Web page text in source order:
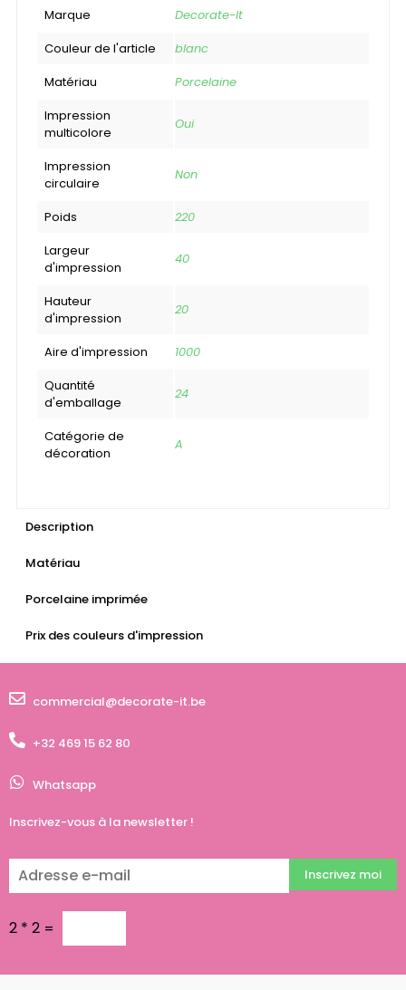
Marque
Decorate-It
Couleur de l'article
blanc
Matériau
Porcelaine
Impression
multicolore
Oui
Impression
circulaire
Non
Poids
220
Largeur
d'impression
40
Hauteur
d'impression
20
Aire d'impression
1000
Quantité
d'emballage
24
Catégorie de
décoration
A
Description
Matériau
Porcelaine imprimée
Prix des couleurs d'impression
commercial@decorate-it.be
+32 469 15 62 80
Whatsapp
Inscrivez-vous à la newsletter !
2 * 2 =
Inscrivez moi